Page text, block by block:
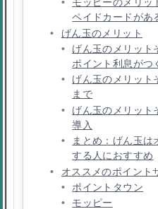
ペイドカードがあ
げん玉のメリット
げん玉のメリット
ポイント利息がつ
げん玉のメリット
まで
げん玉のメリット
導入
まとめ：げん玉は
する人におすすめ
オススメのポイン
ポイントタウン
モッピー